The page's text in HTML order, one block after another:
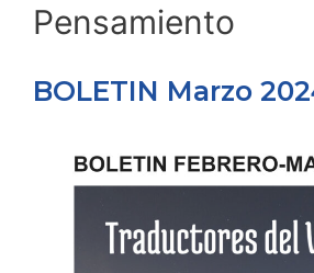
Pensamiento
BOLETIN Marzo